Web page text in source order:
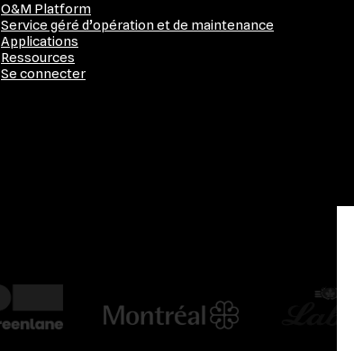
O&M Platform
Service géré d’opération et de maintenance
Applications
Ressources
Se connecter